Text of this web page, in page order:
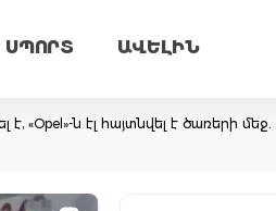
ՍՊՈՐՏ ԱՎԵԼԻՆ
«Opel»-ն էլ հայտնվել է ծառերի մեջ.